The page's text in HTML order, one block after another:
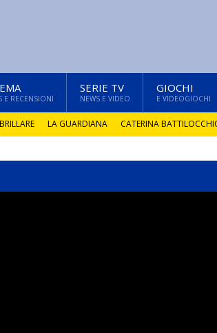
E RECENSIONI
SERIE TV
NEWS E VIDEO
GIOCHI
E VIDEOGIOCHI
BRILLARE LA GUARDIANA CATERINA